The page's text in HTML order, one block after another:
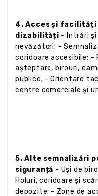
4. Acces și facilități
dizabilități - Intrări
nevăzători; -
coridoare accesibile; -
așteptare, birouri,
publice; - Orientare
centre comerciale și
5. Alte semnalizări
siguranță - Uși de
Holuri, coridoare și
depozite; - Zone de